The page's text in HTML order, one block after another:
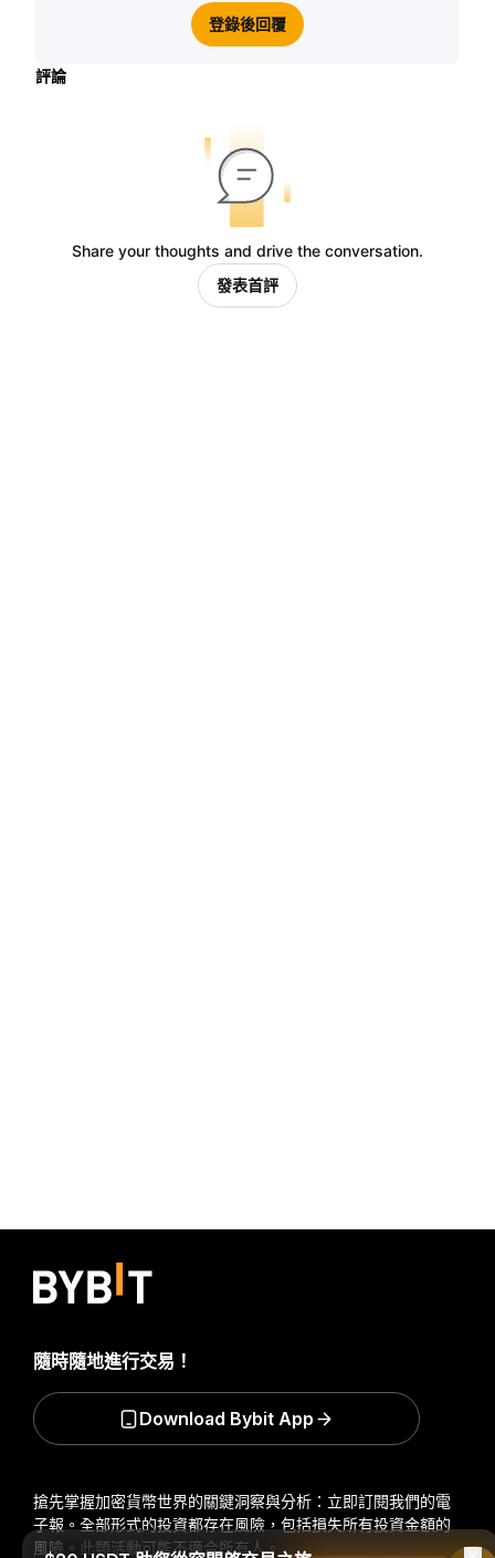
登錄後回覆
評論
Share your thoughts and drive the conversation.
發表首評
搶先掌握加密貨幣世界的關鍵洞察與分析：立即訂閱我們的電
子報。 全部形式的投資都存在風險，包括損失所有投資金額的
風險。此類活動可能不適合所有人。
隨時隨地進行交易！
Download Bybit App